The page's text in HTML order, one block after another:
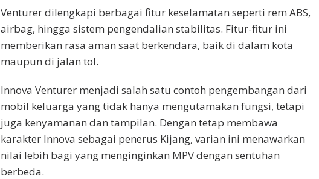
Venturer dilengkapi berbagai fitur keselamatan seperti rem ABS,
airbag, hingga sistem pengendalian stabilitas. Fitur-fitur ini
memberikan rasa aman saat berkendara, baik di dalam kota
maupun di jalan tol.
Innova Venturer menjadi salah satu contoh pengembangan dari
mobil keluarga yang tidak hanya mengutamakan fungsi, tetapi
juga kenyamanan dan tampilan. Dengan tetap membawa
karakter Innova sebagai penerus Kijang, varian ini menawarkan
nilai lebih bagi yang menginginkan MPV dengan sentuhan
berbeda.